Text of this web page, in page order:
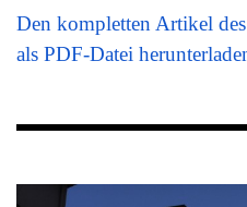
Den kompletten Artikel
als PDF-Datei